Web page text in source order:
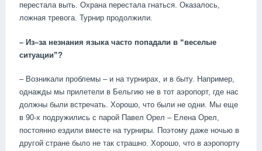
перестала выть. Охрана перестала гнаться. Оказалось,
ложная тревога. Турнир продолжили.
– Из–за незнания языка часто попадали в “веселые
ситуации”?
– Возникали проблемы – и на турнирах, и в быту. Например,
однажды мы прилетели в Бельгию не в тот аэропорт, где нас
должны были встречать. Хорошо, что были не одни. Мы еще
в 90-х подружились с парой Павел Орел – Елена Орел,
постоянно ездили вместе на турниры. Поэтому даже ночью в
другой стране было не так страшно. Хорошо, что в аэропорту